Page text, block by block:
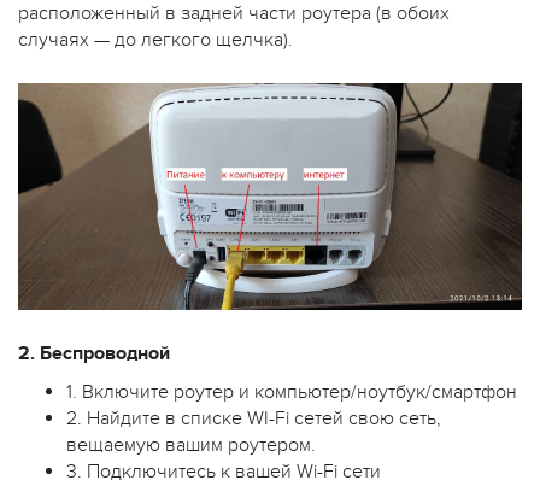
расположенный в задней части роутера (в обоих
случаях — до легкого щелчка).
2. Беспроводной
1. Включите роутер и компьютер/ноутбук/смартфон
2. Найдите в списке WI-Fi сетей свою сеть,
вещаемую вашим роутером.
3. Подключитесь к вашей Wi-Fi сети